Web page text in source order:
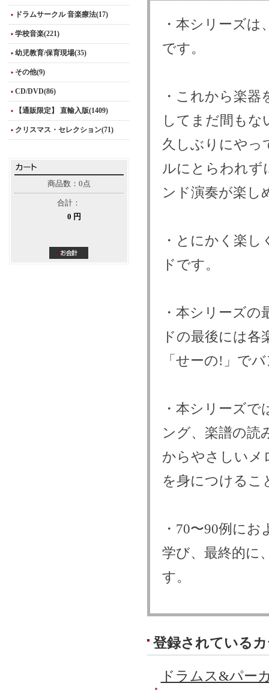
ドラムサークル 音楽療法(17)
学校音楽(221)
幼児教育/保育現場(35)
その他(9)
CD/DVD(86)
【通販限定】 直輸入版(1409)
クリスマス・セレクション(71)
商品数：0点
合計：
0 円
・本シリーズ
です。
・これから楽
してまだ間もな
久しぶりにやっ
ルにとらわれず
ンド演奏が楽し
・とにかく楽
ドです。
・本シリーズ
ドの最後には
「せーの!」で
・本シリーズ
ング、楽譜の読
からやさしいメ
を身につけるこ
・70〜90例に
学び、最終的に
す。
登録されている
ドラムス&パー